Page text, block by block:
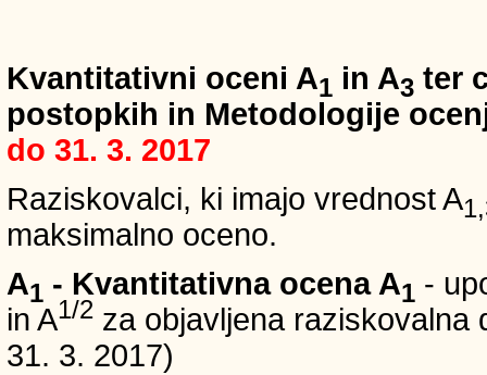
Kvantitativni oceni A1 in A3 ter
postopkih in Metodologije
do 31. 3. 2017
Raziskovalci, ki imajo vrednost A
maksimalno oceno.
A1 - Kvantitativna ocena A1 -
in A1/2 za objavljena raziskovalna
31. 3. 2017)